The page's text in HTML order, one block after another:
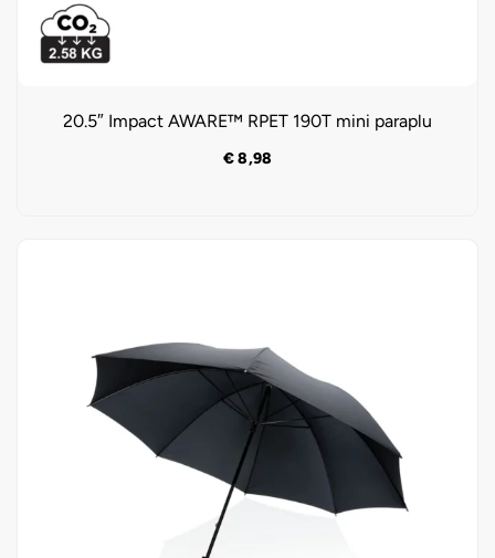
20.5″ Impact AWARE™ RPET 190T mini paraplu
€8,98